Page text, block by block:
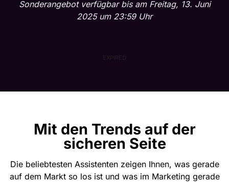
Sonderangebot verfügbar bis am Freitag, 13. Juni
2025 um 23:59 Uhr
EXPIRED
Mit den Trends auf der
sicheren Seite
Die beliebtesten Assistenten zeigen Ihnen, was gerade
auf dem Markt so los ist und was im Marketing gerade